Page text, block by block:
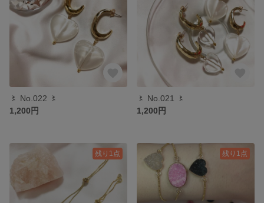
〻 No.022 〻
1,200円
〻 No.021 〻
1,200円
残り1点 残り1点